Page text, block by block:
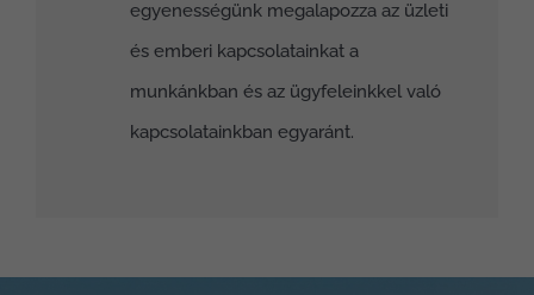
egyenességünk megalapozza az üzleti
és emberi kapcsolatainkat a
munkánkban és az ügyfeleinkkel való
kapcsolatainkban egyaránt.